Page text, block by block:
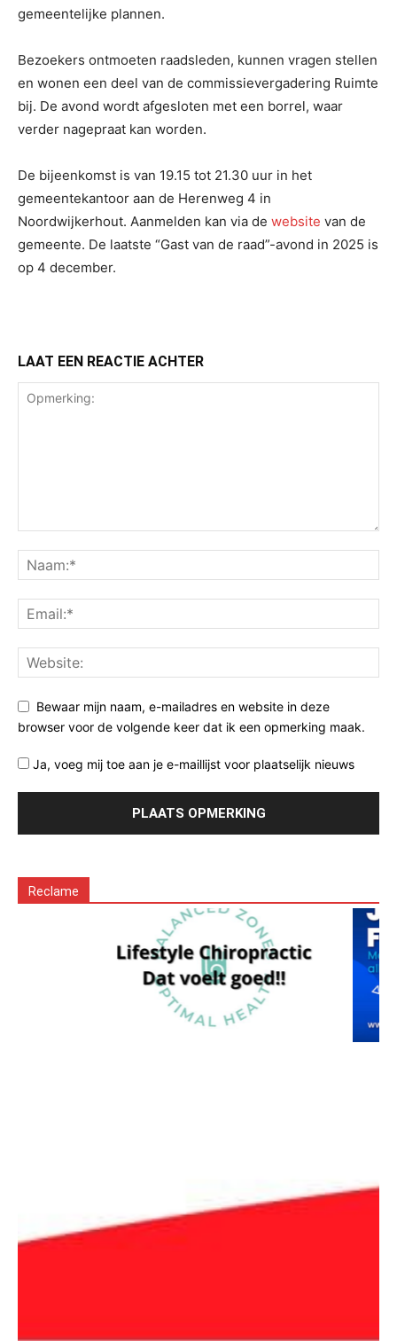
gemeentelijke plannen.
Bezoekers ontmoeten raadsleden, kunnen vragen stellen
en wonen een deel van de commissievergadering Ruimte
bij. De avond wordt afgesloten met een borrel, waar
verder nagepraat kan worden.
De bijeenkomst is van 19.15 tot 21.30 uur in het
gemeentekantoor aan de Herenweg 4 in
Noordwijkerhout. Aanmelden kan via de website van de
gemeente. De laatste “Gast van de raad”-avond in 2025 is
op 4 december.
LAAT EEN REACTIE ACHTER
Bewaar mijn naam, e-mailadres en website in deze
browser voor de volgende keer dat ik een opmerking maak.
Ja, voeg mij toe aan je e-maillijst voor plaatselijk nieuws
Reclame